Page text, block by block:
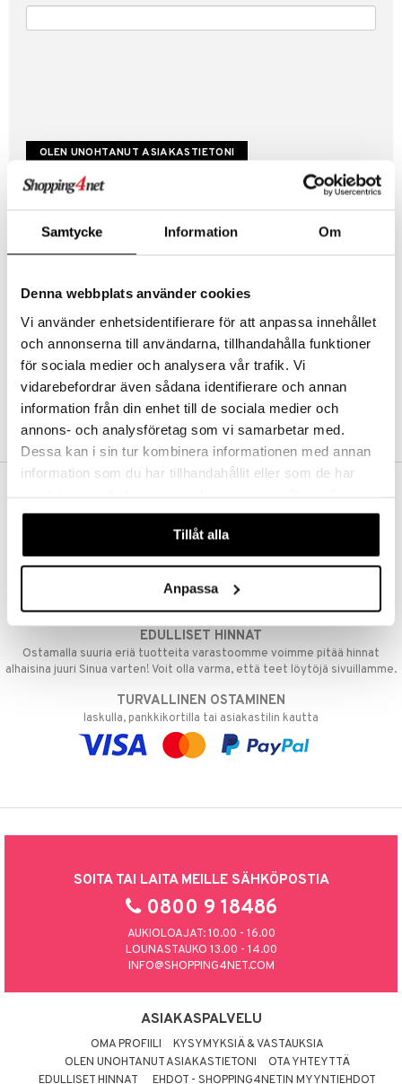
Samtycke Information Om
Denna webbplats använder cookies
Vi använder enhetsidentifierare för att anpassa innehållet
och annonserna till användarna, tillhandahålla funktioner
för sociala medier och analysera vår trafik. Vi
vidarebefordrar även sådana identifierare och annan
information från din enhet till de sociala medier och
annons- och analysföretag som vi samarbetar med.
Dessa kan i sin tur kombinera informationen med annan
information som du har tillhandahållit eller som de har
våra cookies vid fortsatt användande av vår webbplats.
Tillåt alla
Anpassa
Luo uusi asiakas
Hyviä tarjouksia
Kestotilaus
Arvostele tuotteita
Toivelistat
LUO ASIAKAS
Aina maksuton vaihtoehto, huolimatta siitä ostatko yksittäisen
tuotteen tai koko tilauksellesi joka ylittää 50 €.
NOPEAT TOIMITUKSET
Ennen kello 13.00 tehdyt tilaukset lähetetään normaalisti samana
EDULLISET HINNAT
Ostamalla suuria eriä tuotteita varastoomme voimme pitää hinnat
alhaisina juuri Sinua varten! Voit olla varma, että teet löytöjä sivuillamme.
TURVALLINEN OSTAMINEN
laskulla, pankkikortilla tai asiakastilin kautta
SOITA TAI LAITA MEILLE SÄHKÖPOSTIA
0800 9 18486
AUKIOLOAJAT: 10.00 - 16.00
LOUNASTAUKO 13.00 - 14.00
INFO@SHOPPING4NET.COM
ASIAKASPALVELU
OMA PROFIILI
KYSYMYKSIÄ & VASTAUKSIA
OLEN UNOHTANUT ASIAKASTIETONI
OTA YHTEYTTÄ
EDULLISET HINNAT
EHDOT - SHOPPING4NETIN MYYNTIEHDOT